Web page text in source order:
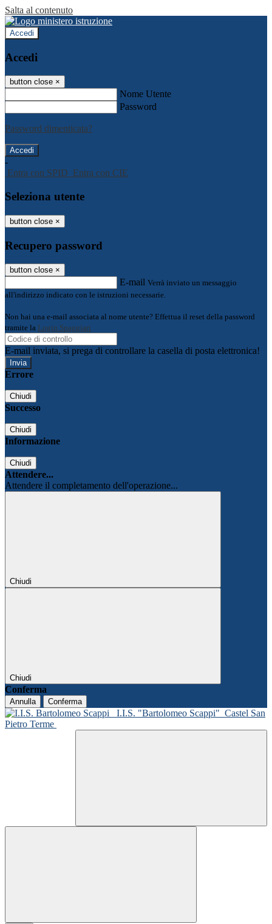
Salta al contenuto
Accedi
Accedi
button close ×
Nome Utente
Password
Password dimenticata?
-
Entra con SPID Entra con CIE
Seleziona utente
button close ×
Recupero password
button close ×
E-mail Verrà inviato un messaggio
all'indirizzo indicato con le istruzioni necessarie.
Non hai una e-mail associata al nome utente? Effettua il reset della password
tramite la Login Spaggiari
E-mail inviata, si prega di controllare la casella di posta elettronica!
Errore
Chiudi
Successo
Chiudi
Informazione
Chiudi
Attendere...
Attendere il completamento dell'operazione...
Chiudi
Chiudi
Conferma
Annulla Conferma
I.I.S. "Bartolomeo Scappi" Castel San
Pietro Terme